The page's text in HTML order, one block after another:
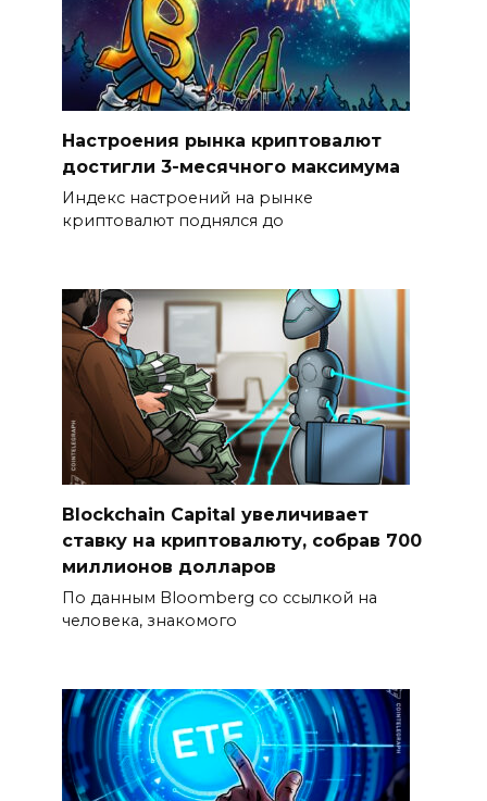
Настроения рынка криптовалют
достигли 3-месячного максимума
Индекс настроений на рынке
криптовалют поднялся до
Blockchain Capital увеличивает
ставку на криптовалюту, собрав 700
миллионов долларов
По данным Bloomberg со ссылкой на
человека, знакомого